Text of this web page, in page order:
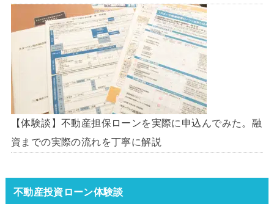
【体験談】不動産担保ローンを実際に申込んでみた。融
資までの実際の流れを丁寧に解説
不動産投資ローン体験談